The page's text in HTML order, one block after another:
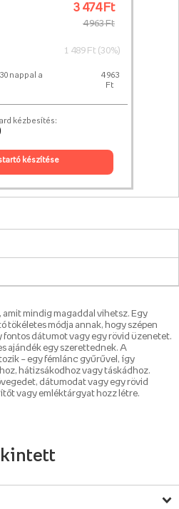
3 474 Ft
4 963 Ft
1 489 Ft (30%)
nappal a
4 963
Ft
kézbesítés:
készítése
mindig magaddal vihetsz. Egy
tökéletes módja annak, hogy szépen
dátumot vagy egy rövid üzenetet.
ajándék egy szerettednek. A
– egy fémlánc gyűrűvel, így
hátizsákodhoz vagy táskádhoz.
dátumodat vagy egy rövid
vagy emléktárgyat hozz létre.